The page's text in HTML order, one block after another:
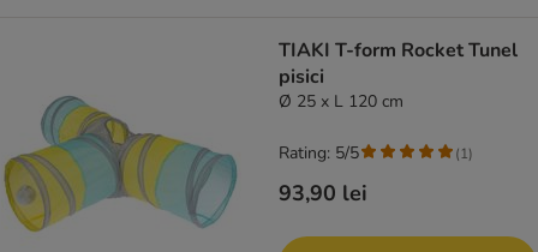
TIAKI T-form Rocket Tunel
pisici
Ø 25 x L 120 cm
93,90 lei
Rating: 5/5 (1)